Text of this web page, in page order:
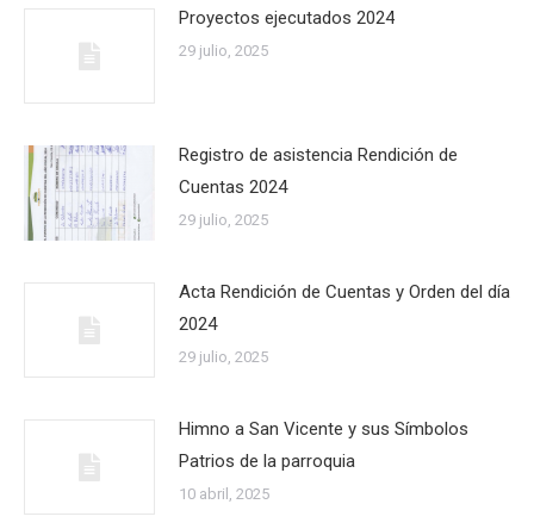
Proyectos ejecutados 2024
29 julio, 2025
Registro de asistencia Rendición de
Cuentas 2024
29 julio, 2025
Acta Rendición de Cuentas y Orden del día
2024
29 julio, 2025
Himno a San Vicente y sus Símbolos
Patrios de la parroquia
10 abril, 2025